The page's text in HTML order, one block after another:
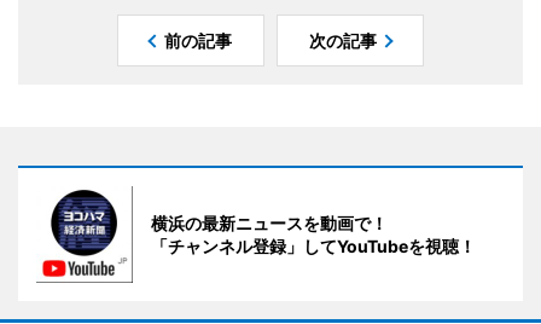
前の記事 次の記事
横浜の最新ニュースを動画で！
「チャンネル登録」してYouTubeを視聴！